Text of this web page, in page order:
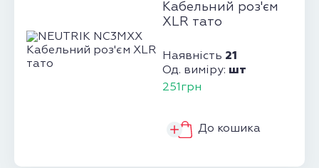
Кабельний роз'єм
XLR тато
Наявність 21
Од. виміру: шт
251грн
До кошика